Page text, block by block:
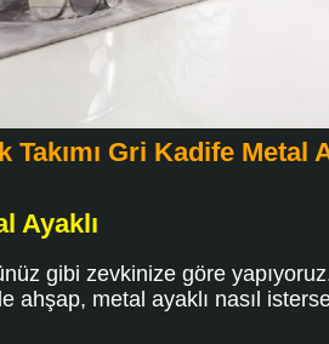
Gri Kadife Metal
Ayaklı
gibi zevkinize göre
metal ayaklı nasıl